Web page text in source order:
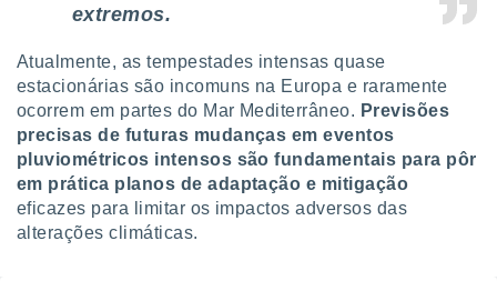
extremos.
Atualmente, as tempestades intensas quase
estacionárias são incomuns na Europa e raramente
ocorrem em partes do Mar Mediterrâneo. Previsões
precisas de futuras mudanças em eventos
pluviométricos intensos são fundamentais para pôr
em prática planos de adaptação e mitigação
eficazes para limitar os impactos adversos das
alterações climáticas.